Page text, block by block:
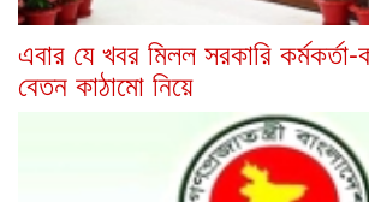
এবার যে খবর মিলল সরকারি কর্মকর্তা-
বেতন কাঠামো নিয়ে